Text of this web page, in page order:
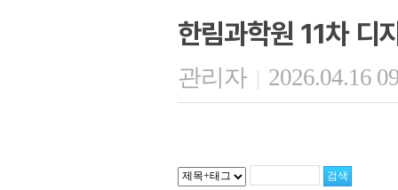
한림과학원 11차 디
관리자 | 2026.04.16